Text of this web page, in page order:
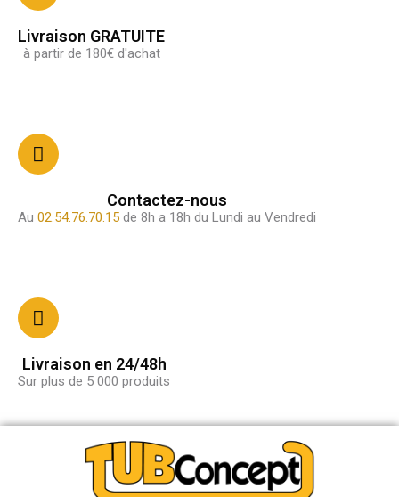
Livraison GRATUITE
à partir de 180€ d'achat
Contactez-nous
Au 02.54.76.70.15 de 8h a 18h du Lundi au Vendredi
Livraison en 24/48h
Sur plus de 5 000 produits